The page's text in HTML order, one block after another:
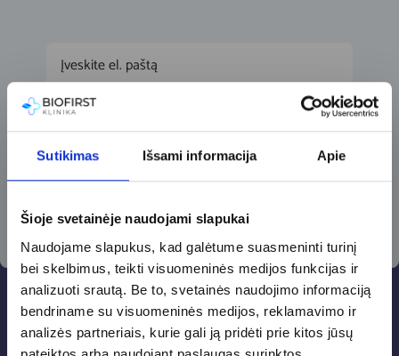
Sutikimas Išsami informacija Apie
Šioje svetainėje naudojami slapukai
Naudojame slapukus, kad galėtume suasmeninti turinį
bei skelbimus, teikti visuomeninės medijos funkcijas ir
analizuoti srautą. Be to, svetainės naudojimo informaciją
bendriname su visuomeninės medijos, reklamavimo ir
analizės partneriais, kurie gali ją pridėti prie kitos jūsų
Prenumeruoti
Ateities medicina